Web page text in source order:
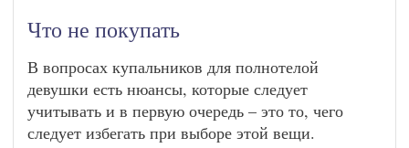
Что не покупать
В вопросах купальников для полнотелой
девушки есть нюансы, которые следует
учитывать и в первую очередь – это то, чего
следует избегать при выборе этой вещи.